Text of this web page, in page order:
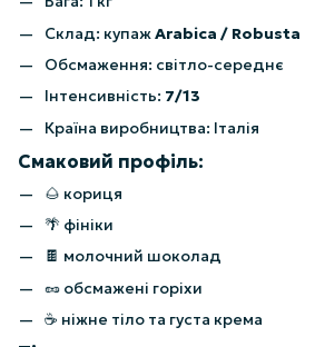
Склад: купажArabica / Robusta
Обсмаження: світло-середнє
Інтенсивність: 7/13
Країна виробництва: Італія
Смаковий профіль:
🌰 кориця
🌴 фініки
🍫 молочний шоколад
🥜 обсмажені горіхи
☕ ніжне тіло та густа крема